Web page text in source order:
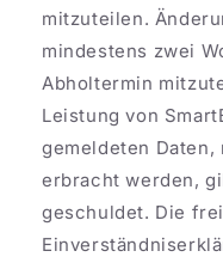
mitzuteilen.
mindestens zwei
Abholtermin
Leistung von
gemeldeten
erbracht werden,
geschuldet. Die